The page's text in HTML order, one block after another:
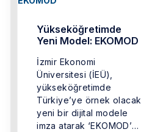
Yükseköğretimde
Yeni Model: EKOMOD
İzmir Ekonomi
Üniversitesi (İEÜ),
yükseköğretimde
Türkiye’ye örnek olacak
yeni bir dijital modele
imza atarak ‘EKOMOD’